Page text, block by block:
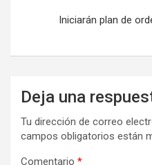
Iniciarán plan de
Deja una
Tu dirección de correo
campos obligatorios están
Comentario *